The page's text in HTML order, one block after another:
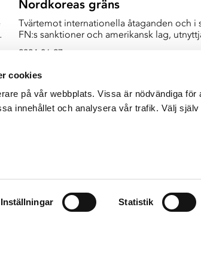
cookies
på vår webbplats. Vissa är nödvändiga
innehållet och analysera vår trafik. Välj
Inställningar Statistik
Nordkoreas gräns
Tvärtemot internationella åtaganden och i
FN:s sanktioner och amerikansk lag,
2024-06-27